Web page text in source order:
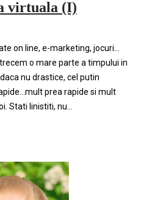
virtuala (I)
on line, e-marketing, jocuri…
o mare parte a timpului in
nu drastice, cel putin
prea rapide si mult
Stati linistiti, nu...